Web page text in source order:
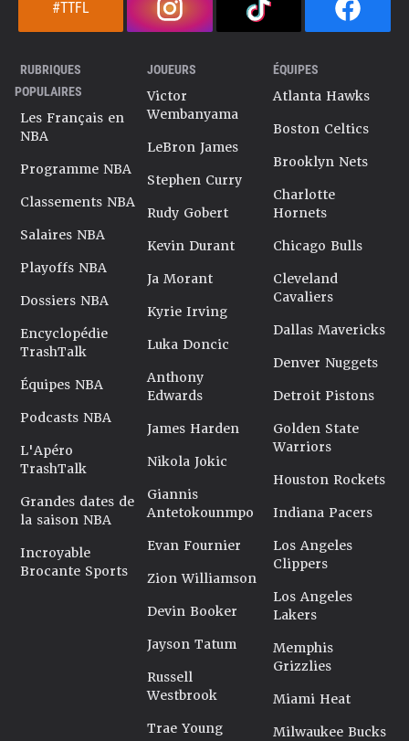
#TTFL
RUBRIQUES
POPULAIRES
Les Français en
NBA
Programme NBA
Classements NBA
Salaires NBA
Playoffs NBA
Dossiers NBA
Encyclopédie
TrashTalk
Équipes NBA
Podcasts NBA
L'Apéro
TrashTalk
Grandes dates de
la saison NBA
Incroyable
Brocante Sports
JOUEURS
Victor
Wembanyama
LeBron James
Stephen Curry
Rudy Gobert
Kevin Durant
Ja Morant
Kyrie Irving
Luka Doncic
Anthony
Edwards
James Harden
Nikola Jokic
Giannis
Antetokounmpo
Evan Fournier
Zion Williamson
Devin Booker
Jayson Tatum
Russell
Westbrook
Trae Young
ÉQUIPES
Atlanta Hawks
Boston Celtics
Brooklyn Nets
Charlotte
Hornets
Chicago Bulls
Cleveland
Cavaliers
Dallas Mavericks
Denver Nuggets
Detroit Pistons
Golden State
Warriors
Houston Rockets
Indiana Pacers
Los Angeles
Clippers
Los Angeles
Lakers
Memphis
Grizzlies
Miami Heat
Milwaukee Bucks